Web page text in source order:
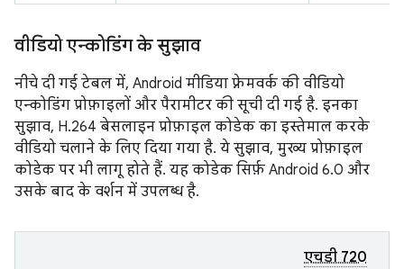
वीडियो एन्कोडिंग के सुझाव
नीचे दी गई टेबल में, Android मीडिया फ़्रेमवर्क की वीडियो
एन्कोडिंग प्रोफ़ाइलों और पैरामीटर की सूची दी गई है. इनका
सुझाव, H.264 बेसलाइन प्रोफ़ाइल कोडेक का इस्तेमाल करके
वीडियो चलाने के लिए दिया गया है. ये सुझाव, मुख्य प्रोफ़ाइल
कोडेक पर भी लागू होते हैं. यह कोडेक सिर्फ़ Android 6.0 और
उसके बाद के वर्शन में उपलब्ध है.
एचडी 720